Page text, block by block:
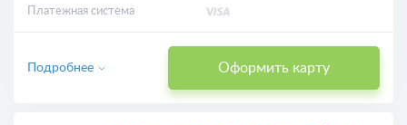
Платежная система
Оформить карту
Подробнее